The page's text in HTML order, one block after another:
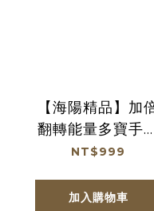
【海陽精品】加
翻轉能量多寶手鍊
(廠商直出、不參加
NT$999
加入購物車